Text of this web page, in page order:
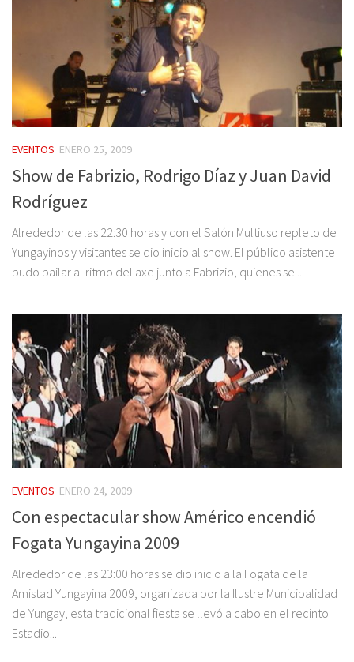
EVENTOS ENERO 25, 2009
Show de Fabrizio, Rodrigo Díaz y Juan David
Rodríguez
Alrededor de las 22:30 horas y con el Salón Multiuso repleto de
Yungayinos y visitantes se dio inicio al show. El público asistente
pudo bailar al ritmo del axe junto a Fabrizio, quienes se...
EVENTOS ENERO 24, 2009
Con espectacular show Américo encendió
Fogata Yungayina 2009
Alrededor de las 23:00 horas se dio inicio a la Fogata de la
Amistad Yungayina 2009, organizada por la Ilustre Municipalidad
de Yungay, esta tradicional fiesta se llevó a cabo en el recinto
Estadio...